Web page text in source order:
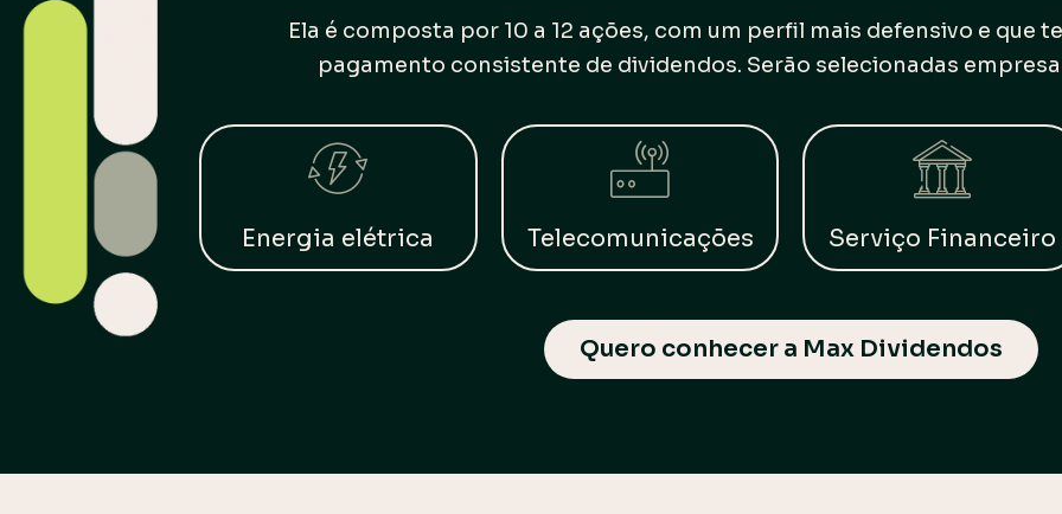
Ela é composta por 10 a 12 ações, com um perfil mais defensivo e que
pagamento consistente de dividendos. Serão selecionadas
Energia elétrica Telecomunicações Serviço Financeiro
Quero conhecer a Max Dividendos